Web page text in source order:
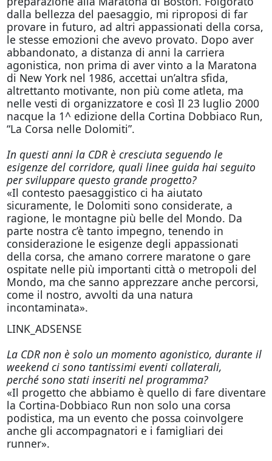
dalla bellezza del paesaggio, mi riproposi di far
provare in futuro, ad altri appassionati della corsa,
le stesse emozioni che avevo provato. Dopo aver
abbandonato, a distanza di anni la carriera
agonistica, non prima di aver vinto a la Maratona
di New York nel 1986, accettai un’altra sfida,
altrettanto motivante, non più come atleta, ma
nelle vesti di organizzatore e così Il 23 luglio 2000
nacque la 1^ edizione della Cortina Dobbiaco Run,
“La Corsa nelle Dolomiti”.
In questi anni la CDR è cresciuta seguendo le
esigenze del corridore, quali linee guida hai seguito
per sviluppare questo grande progetto?
«Il contesto paesaggistico ci ha aiutato
sicuramente, le Dolomiti sono considerate, a
ragione, le montagne più belle del Mondo. Da
parte nostra c’è tanto impegno, tenendo in
considerazione le esigenze degli appassionati
della corsa, che amano correre maratone o gare
ospitate nelle più importanti città o metropoli del
Mondo, ma che sanno apprezzare anche percorsi,
come il nostro, avvolti da una natura
incontaminata».
LINK_ADSENSE
La CDR non è solo un momento agonistico, durante il
weekend ci sono tantissimi eventi collaterali,
perché sono stati inseriti nel programma?
«Il progetto che abbiamo è quello di fare diventare
la Cortina-Dobbiaco Run non solo una corsa
podistica, ma un evento che possa coinvolgere
anche gli accompagnatori e i famigliari dei
runner».